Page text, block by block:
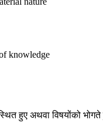
knowledge
हुए अथवा विषयोंको भोगते